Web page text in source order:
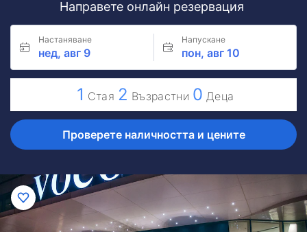
Направете онлайн резервация
Настаняване
нед, авг 9
Напускане
пон, авг 10
1 Стая 2 Възрастни 0 Деца
Проверете наличността и цените